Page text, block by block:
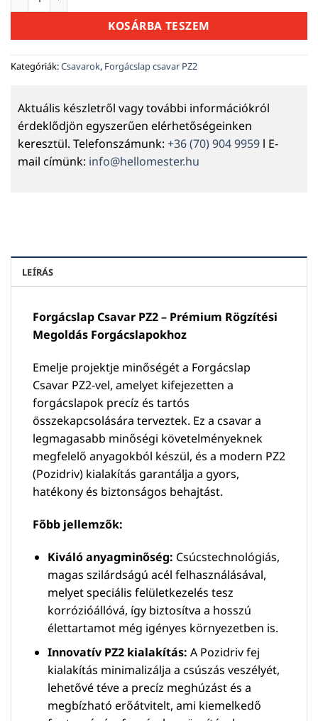
KOSÁRBA TESZEM
Kategóriák:Csavarok, Forgácslap csavar PZ2
Aktuális készletről vagy további információkról
érdeklődjön egyszerűen elérhetőségeinken
keresztül. Telefonszámunk: +36 (70) 904 9959 l E-
mail címünk: info@hellomester.hu
LEÍRÁS
Forgácslap Csavar PZ2 – Prémium Rögzítési
Megoldás Forgácslapokhoz
Emelje projektje minőségét a Forgácslap
Csavar PZ2-vel, amelyet kifejezetten a
forgácslapok precíz és tartós
összekapcsolására terveztek. Ez a csavar a
legmagasabb minőségi követelményeknek
megfelelő anyagokból készül, és a modern PZ2
(Pozidriv) kialakítás garantálja a gyors,
hatékony és biztonságos behajtást.
Főbb jellemzők:
Kiváló anyagminőség: Csúcstechnológiás,
magas szilárdságú acél felhasználásával,
melyet speciális felületkezelés tesz
korrózióállóvá, így biztosítva a hosszú
élettartamot még igényes környezetben is.
Innovatív PZ2 kialakítás: A Pozidriv fej
kialakítás minimalizálja a csúszás veszélyét,
lehetővé téve a precíz meghúzást és a
megbízható erőátvitelt, ami kiemelkedő